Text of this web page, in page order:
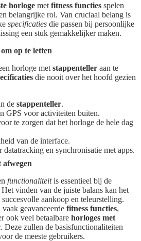
horloge met fitness functies spelen
belangrijke rol. Van cruciaal belang is
specificaties die passen bij persoonlijke
een stuk gemakkelijker maken.
op te letten
horloge met stappenteller aan te
die nooit over het hoofd gezien
de stappenteller.
GPS voor activiteiten buiten.
te zorgen dat het horloge de hele dag
van de interface.
en synchronisatie met apps.
functionaliteitis essentieel bij de
vinden van de juiste balans kan het
aankoop en teleurstelling.
geavanceerde fitness functies,
ook veel betaalbare horloges met
Deze zullen de basisfunctionaliteiten
de meeste gebruikers.